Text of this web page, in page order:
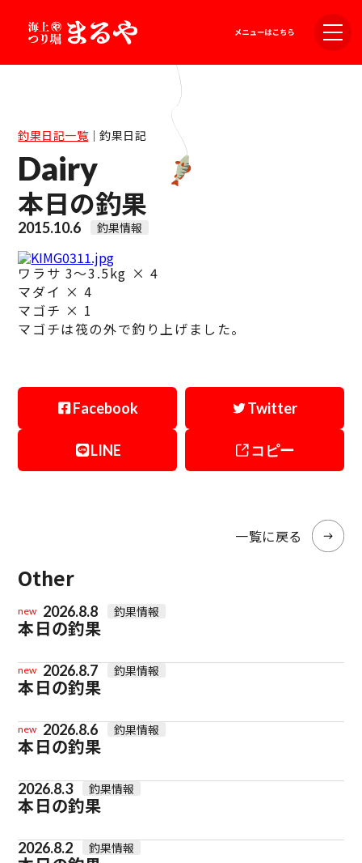
釣果日記一覧｜釣果日記
Dairy
本日の釣果
2015.10.6 釣果情報
ワラサ 3～3.5kg × 4
マダイ × 4
マゴチ × 1
マゴチは筏の外で釣り上げました。
Facebook Twitter
LINE コピー
一覧に戻る
Other
new 2026.8.8 釣果情報
本日の釣果
new 2026.8.7 釣果情報
本日の釣果
new 2026.8.6 釣果情報
本日の釣果
2026.8.3 釣果情報
本日の釣果
2026.8.2 釣果情報